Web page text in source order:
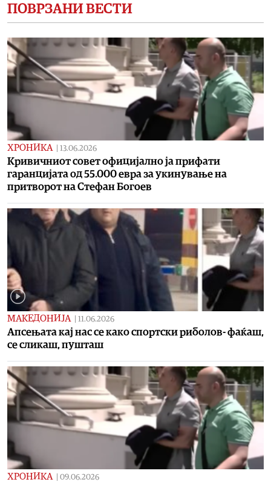
ПОВРЗАНИ ВЕСТИ
ХРОНИКА | 13.06.2026
Кривичниот совет официјално ја прифати
гаранцијата од 55.000 евра за укинување на
притворот на Стефан Богоев
МАКЕДОНИЈА | 11.06.2026
Апсењата кај нас се како спортски риболов- фаќаш,
се сликаш, пушташ
ХРОНИКА | 09.06.2026